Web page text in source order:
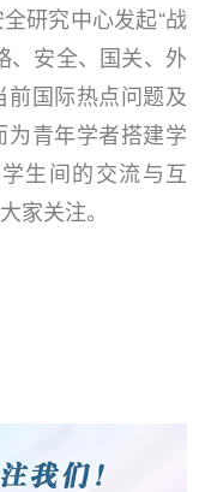
研究中心发起“战
、安全、国关、外
国际热点问题及
青年学者搭建学
生间的交流与互
家关注。